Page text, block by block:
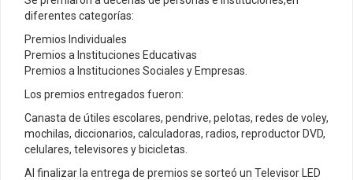
diferentes categorías:
Premios Individuales
Premios a Instituciones Educativas
Premios a Instituciones Sociales y Empresas.
Los premios entregados fueron:
Canasta de útiles escolares, pendrive, pelotas, redes de voley,
mochilas, diccionarios, calculadoras, radios, reproductor DVD,
celulares, televisores y bicicletas.
Al finalizar la entrega de premios se sorteó un Televisor LED